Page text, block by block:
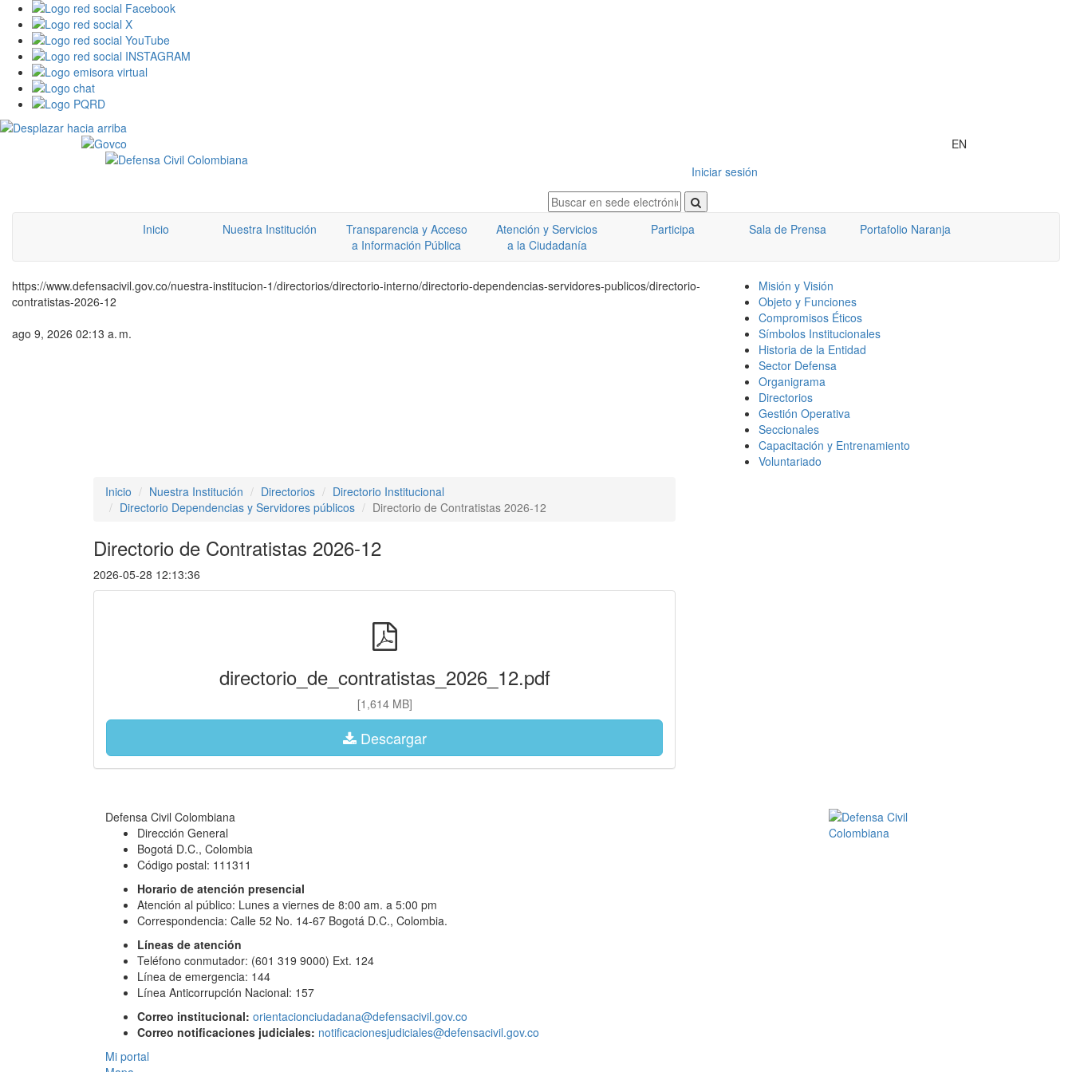
EN
Iniciar sesión
Inicio Nuestra Institución
Transparencia y Acceso
a Información Pública
Atención y Servicios
a la Ciudadanía
Participa Sala de Prensa Portafolio Naranja
https://www.defensacivil.gov.co/nuestra-institucion-1/directorios/directorio-interno/directorio-dependencias-servidores-publicos/directorio-
contratistas-2026-12
ago 9, 2026 02:13 a. m.
Misión y Visión
Objeto y Funciones
Compromisos Éticos
Símbolos Institucionales
Historia de la Entidad
Sector Defensa
Organigrama
Directorios
Gestión Operativa
Seccionales
Capacitación y Entrenamiento
Voluntariado
Inicio
Nuestra Institución Directorios
Directorio Institucional
Directorio Dependencias y Servidores públicos
Directorio de Contratistas 2026-12
Directorio de Contratistas 2026-12
2026-05-28 12:13:36
directorio_de_contratistas_2026_12.pdf
[1,614 MB]
Descargar
Defensa Civil Colombiana
Dirección General
Bogotá D.C., Colombia
Código postal: 111311
Horario de atención presencial
Atención al público: Lunes a viernes de 8:00 am. a 5:00 pm
Correspondencia: Calle 52 No. 14-67 Bogotá D.C., Colombia.
Líneas de atención
Teléfono conmutador: (601 319 9000) Ext. 124
Línea de emergencia: 144
Línea Anticorrupción Nacional: 157
Correo institucional: orientacionciudadana@defensacivil.gov.co
Correo notificaciones judiciales: notificacionesjudiciales@defensacivil.gov.co
Mi portal